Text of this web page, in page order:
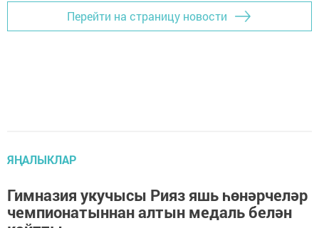
Перейти на страницу новости
ЯҢАЛЫКЛАР
Гимназия укучысы Рияз яшь һөнәрчеләр
чемпионатыннан алтын медаль белән